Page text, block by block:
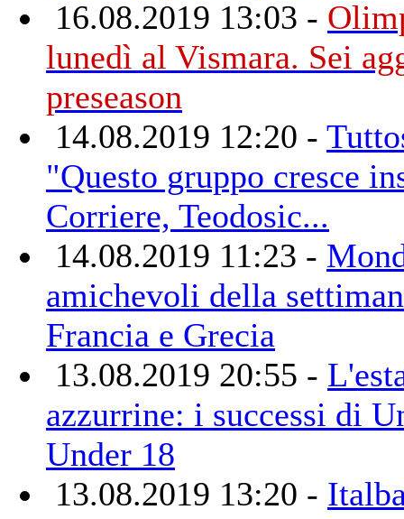
16.08.2019 13:03 -
lunedì al Vismara. Sei
preseason
14.08.2019 12:20 -
"Questo gruppo cresce
Corriere, Teodosic...
14.08.2019 11:23 -
amichevoli della
Francia e Grecia
13.08.2019 20:55 -
azzurrine: i successi di
Under 18
13.08.2019 13:20 -